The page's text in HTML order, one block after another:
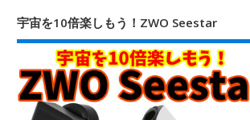
宇宙を10倍楽しもう！ZWO Seestar